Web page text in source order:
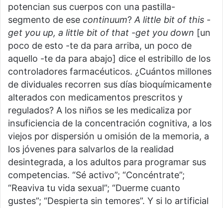
potencian sus cuerpos con una pastilla-
segmento de ese continuum?A little bit of this -
get you up, a little bit of that -get you down [un
poco de esto -te da para arriba, un poco de
aquello -te da para abajo] dice el estribillo de los
controladores farmacéuticos. ¿Cuántos millones
de dividuales recorren sus días bioquímicamente
alterados con medicamentos prescritos y
regulados? A los niños se les medicaliza por
insuficiencia de la concentración cognitiva, a los
viejos por dispersión u omisión de la memoria, a
los jóvenes para salvarlos de la realidad
desintegrada, a los adultos para programar sus
competencias. “Sé activo”; “Concéntrate”;
“Reaviva tu vida sexual”; “Duerme cuanto
gustes”; “Despierta sin temores”. Y si lo artificial